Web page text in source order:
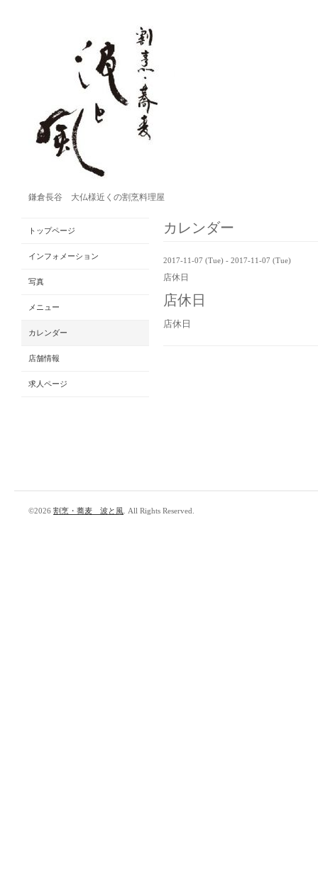
鎌倉長谷 大仏様近くの割烹料理屋
カレンダー
2017-11-07 (Tue) - 2017-11-07 (Tue)
店休日
店休日
店休日
トップページ
インフォメーション
写真
メニュー
カレンダー
店舗情報
求人ページ
©2026 割烹・蕎麦 波と風 . All Rights Reserved.